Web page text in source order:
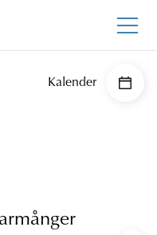
Kalender